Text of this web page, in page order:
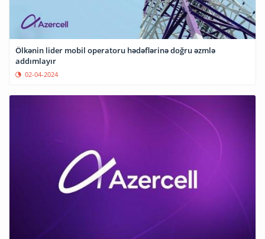
Ölkənin lider mobil operatoru hədəflərinə doğru əzmlə
addımlayır
02-04-2024